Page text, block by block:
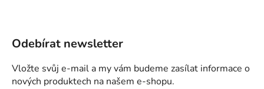
Odebírat newsletter
Vložte svůj e-mail a my vám budeme zasílat informace o
nových produktech na našem e-shopu.